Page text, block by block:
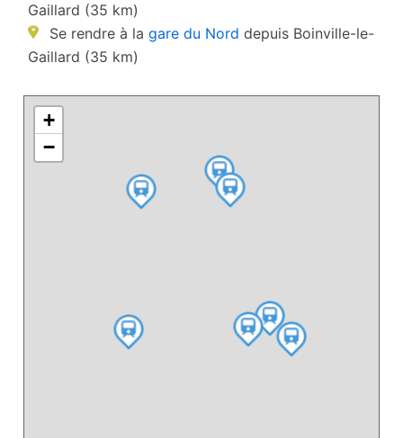
Gaillard (35 km)
Se rendre à la gare du Nord depuis Boinville-le-
Gaillard (35 km)
+
−